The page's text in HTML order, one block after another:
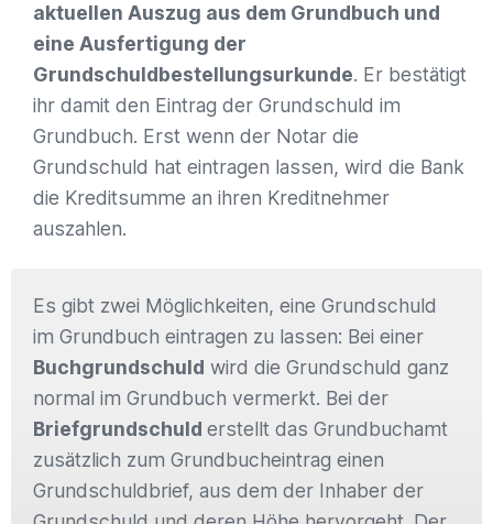
aktuellen Auszug aus dem Grundbuch und
eine Ausfertigung der
Grundschuldbestellungsurkunde. Er bestätigt
ihr damit den Eintrag der Grundschuld im
Grundbuch. Erst wenn der Notar die
Grundschuld hat eintragen lassen, wird die Bank
die Kreditsumme an ihren Kreditnehmer
auszahlen.
Es gibt zwei Möglichkeiten, eine Grundschuld
im Grundbuch eintragen zu lassen: Bei einer
Buchgrundschuld wird die Grundschuld ganz
normal im Grundbuch vermerkt. Bei der
Briefgrundschuld erstellt das Grundbuchamt
zusätzlich zum Grundbucheintrag einen
Grundschuldbrief, aus dem der Inhaber der